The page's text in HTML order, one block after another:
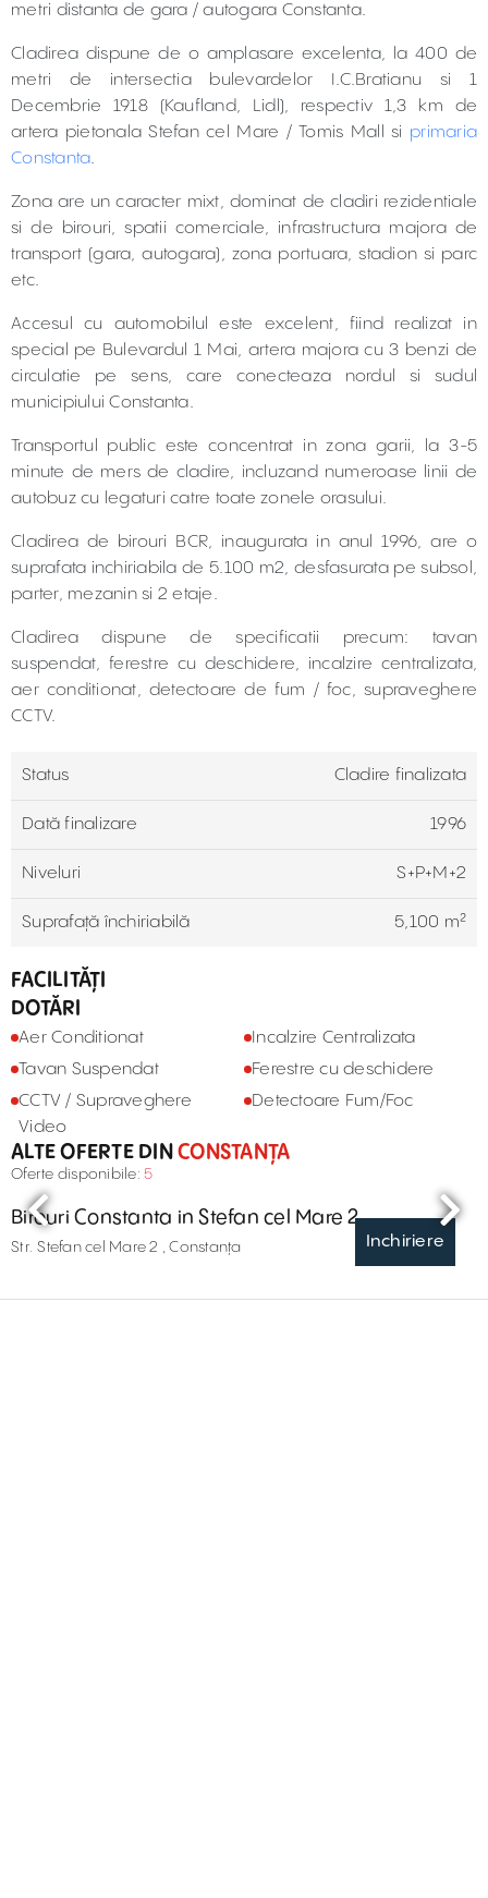
metri distanta de gara / autogara Constanta.
Cladirea dispune de o amplasare excelenta, la 400 de
metri de intersectia bulevardelor I.C.Bratianu si 1
Decembrie 1918 (Kaufland, Lidl), respectiv 1,3 km de
artera pietonala Stefan cel Mare / Tomis Mall si primaria
Constanta.
Zona are un caracter mixt, dominat de cladiri rezidentiale
si de birouri, spatii comerciale, infrastructura majora de
transport (gara, autogara), zona portuara, stadion si parc
etc.
Accesul cu automobilul este excelent, fiind realizat in
special pe Bulevardul 1 Mai, artera majora cu 3 benzi de
circulatie pe sens, care conecteaza nordul si sudul
municipiului Constanta.
Transportul public este concentrat in zona garii, la 3-5
minute de mers de cladire, incluzand numeroase linii de
autobuz cu legaturi catre toate zonele orasului.
Cladirea de birouri BCR, inaugurata in anul 1996, are o
suprafata inchiriabila de 5.100 m2, desfasurata pe subsol,
parter, mezanin si 2 etaje.
Cladirea dispune de specificatii precum: tavan
suspendat, ferestre cu deschidere, incalzire centralizata,
aer conditionat, detectoare de fum / foc, supraveghere
CCTV.
Status Cladire finalizata
Dată finalizare 1996
Niveluri S+P+M+2
Suprafață închiriabilă 5,100 m²
FACILITĂȚI
DOTĂRI
Aer Conditionat
Incalzire Centralizata
Tavan Suspendat
Ferestre cu deschidere
CCTV / Supraveghere
Video
Detectoare Fum/Foc
ALTE OFERTE DINCONSTANȚA
Oferte disponibile: 5
Inchiriere
Birouri Constanta in Stefan cel Mare 2
Str. Stefan cel Mare 2 , Constanța